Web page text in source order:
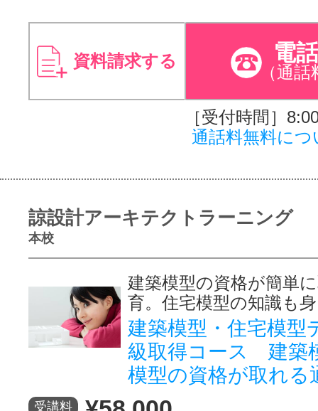
資料請求する 電
（通話
［受付時間］
通話料無料につ
諒設計アーキテクトラーニング
本校
建築模型の資格が簡単
育。住宅模型の知識も
建築模型・住宅模型
級取得コース 建築
模型の資格が取れる
受講料